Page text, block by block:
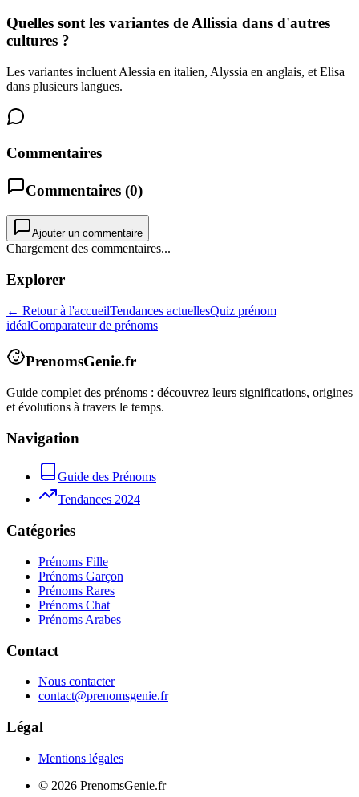
Quelles sont les variantes de Allissia dans d'autres
cultures ?
Les variantes incluent Alessia en italien, Alyssia en anglais, et Elisa
dans plusieurs langues.
Commentaires
Commentaires (0)
Ajouter un commentaire
Chargement des commentaires...
Explorer
← Retour à l'accueilTendances actuellesQuiz prénom
idéalComparateur de prénoms
PrenomsGenie.fr
Guide complet des prénoms : découvrez leurs significations, origines
et évolutions à travers le temps.
Navigation
Guide des Prénoms
Tendances 2024
Catégories
Prénoms Fille
Prénoms Garçon
Prénoms Rares
Prénoms Chat
Prénoms Arabes
Contact
Nous contacter
contact@prenomsgenie.fr
Légal
Mentions légales
© 2026 PrenomsGenie.fr